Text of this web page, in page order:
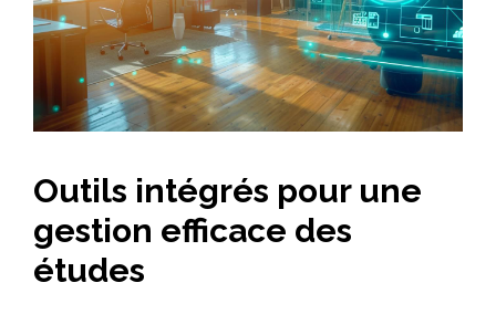
Outils intégrés pour une
gestion efficace des
études